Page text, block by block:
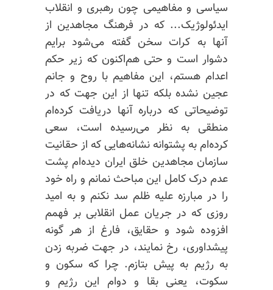
سیاسی و مفاهیمی چون رهبری و انقلاب
ایدئولوژیک... که در فرهنگ مجاهدین از
آنها به کرات سخن گفته می‌شود برایم
دشوار است و حتی هم‌اکنون که زیر حکم
اعدام هستم، این مفاهیم با روح و جانم
عجین نشده بلکه تنها از این جهت که در
توضیحاتی که درباره آنها دریافت کرده‌ام
منطقی به نظر می‌رسیده است، سعی
کرده‌ام به پشتوانه نشانه‌هایی که از حقانیت
سازمان مجاهدین خلق ایران دیده‌ام پشت
عدم درک کامل این مباحث نمانم و راه خود
را در مبارزه علیه ظلم سد نکنم و به امید
روزی که در جریان عمل انقلابی بر فهمم
افزوده شود و حقایق، فارغ از هر گونه
پیشداوری، رخ نمایند، در جهت ضربه زدن
به رژیم به پیش بتازم. چرا که سکون و
سکوت، یعنی بقا و دوام این رژیم و